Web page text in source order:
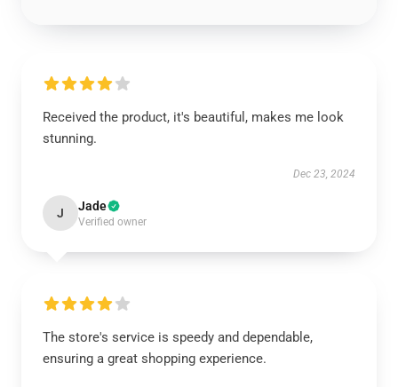
Received the product, it's beautiful, makes me look
stunning.
Dec 23, 2024
J Jade
Verified owner
The store's service is speedy and dependable,
ensuring a great shopping experience.